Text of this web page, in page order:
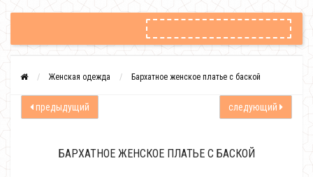
Женская одежда Бархатное женское платье с баской
предыдущий следующий
БАРХАТНОЕ ЖЕНСКОЕ ПЛАТЬЕ С БАСКОЙ